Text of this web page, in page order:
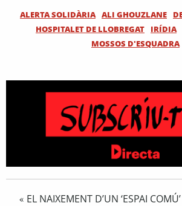
ALERTA SOLIDÀRIA ALI GHOUZLANE
HOSPITALET DE LLOBREGAT
IRÍDIA
MOSSOS D'ESQUADRA
« EL NAIXEMENT D’UN ‘ESPAI